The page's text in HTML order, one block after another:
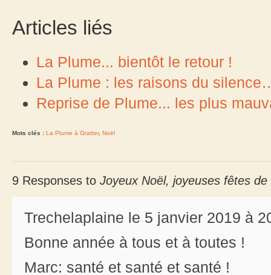
Articles liés
La Plume... bientôt le retour !
La Plume : les raisons du
Reprise de Plume... les plus
Mots clés : La Plume à Gratter, Noël
9 Responses to Joyeux Noël, joyeuses fêtes
Trechelaplaine le 5 janvier 2019 à
Bonne année à tous et à toutes !
Marc: santé et santé et santé !